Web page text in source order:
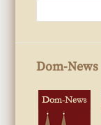
Dom-News